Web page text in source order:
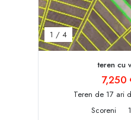
1 / 4
teren cu
7,250
Teren de 17 ari
Scoreni